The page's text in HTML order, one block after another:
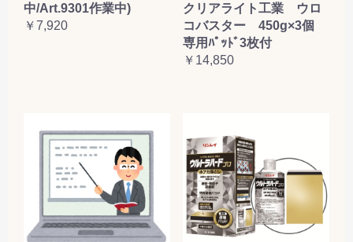
中/Art.9301作業中)
￥7,920
クリアライト工業 ウロ
コバスター 450g×3個
専用ﾊﾟｯﾄﾞ3枚付
￥14,850